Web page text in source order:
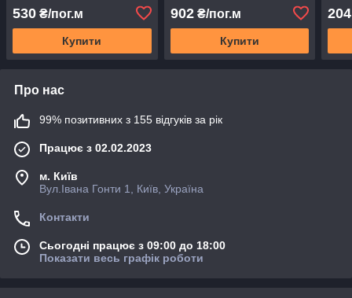
метр Ст 1-3ПС
530 ₴/пог.м
Купити
метр Ст 1-3ПС
902₴/пог.м
Купити
204
Про нас
99% позитивних з 155 відгуків за рік
Працює з 02.02.2023
м. Київ
Вул.Івана Гонти 1, Київ, Україна
Контакти
Сьогодні працює з 09:00 до 18:00
Показати весь графік роботи